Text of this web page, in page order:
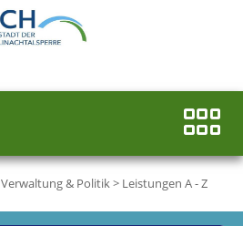
Verwaltung & Politik> Leistungen A - Z